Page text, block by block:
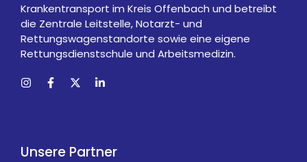
Krankentransport im Kreis Offenbach und betreibt
die Zentrale Leitstelle, Notarzt- und
Rettungswagenstandorte sowie eine eigene
Rettungsdienstschule und Arbeitsmedizin.
Unsere Partner